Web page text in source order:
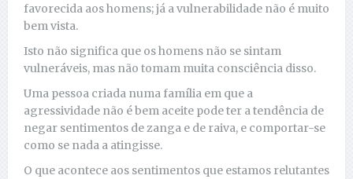
favorecida aos homens; já a vulnerabilidade não é muito
bem vista.
Isto não significa que os homens não se sintam
vulneráveis, mas não tomam muita consciência disso.
Uma pessoa criada numa família em que a
agressividade não é bem aceite pode ter a tendência de
negar sentimentos de zanga e de raiva, e comportar-se
como se nada a atingisse.
O que acontece aos sentimentos que estamos relutantes